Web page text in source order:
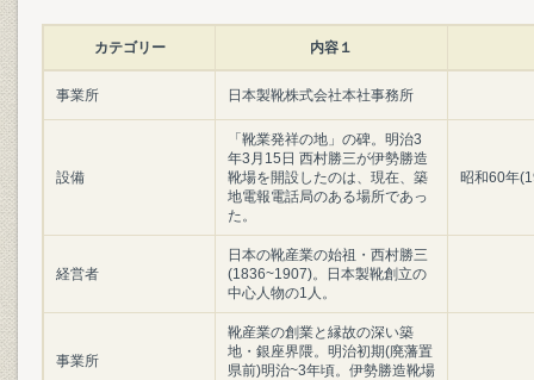
カテゴリー 内容１
事業所 日本製靴株式会社本社事務所
設備
「靴業発祥の地」の碑。明治3
年3月15日 西村勝三が伊勢勝造
靴場を開設したのは、現在、築
地電報電話局のある場所であっ
た。
昭和60年
経営者
日本の靴産業の始祖・西村勝三
(1836~1907)。日本製靴創立の
中心人物の1人。
事業所
靴産業の創業と縁故の深い築
地・銀座界隈。明治初期(廃藩置
県前)明治~3年頃。伊勢勝造靴場